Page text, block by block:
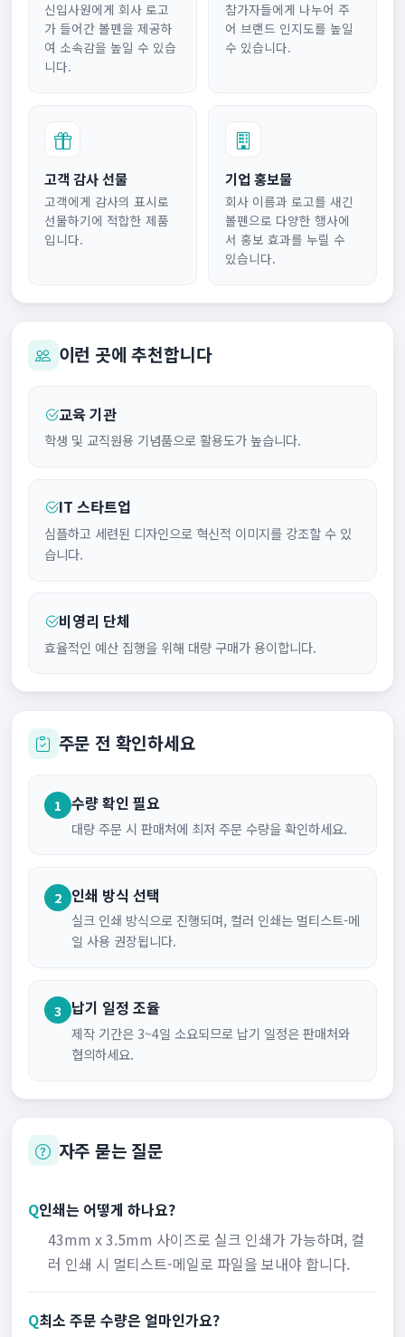
신입사원에게 회사 로고
가 들어간 볼펜을 제공하
여 소속감을 높일 수 있습
니다.
참가자들에게 나누어 주
어 브랜드 인지도를 높일
수 있습니다.
고객 감사 선물
고객에게 감사의 표시로
선물하기에 적합한 제품
입니다.
기업 홍보물
회사 이름과 로고를 새긴
볼펜으로 다양한 행사에
서 홍보 효과를 누릴 수
있습니다.
이런 곳에 추천합니다
교육 기관
학생 및 교직원용 기념품으로 활용도가 높습니다.
IT 스타트업
심플하고 세련된 디자인으로 혁신적 이미지를 강조할 수 있
습니다.
비영리 단체
효율적인 예산 집행을 위해 대량 구매가 용이합니다.
주문 전 확인하세요
1 수량 확인 필요
대량 주문 시 판매처에 최저 주문 수량을 확인하세요.
2 인쇄 방식 선택
실크 인쇄 방식으로 진행되며, 컬러 인쇄는 멀티스트-메
일 사용 권장됩니다.
3 납기 일정 조율
제작 기간은 3~4일 소요되므로 납기 일정은 판매처와
협의하세요.
자주 묻는 질문
Q인쇄는 어떻게 하나요?
43mm x 3.5mm 사이즈로 실크 인쇄가 가능하며, 컬
러 인쇄 시 멀티스트-메일로 파일을 보내야 합니다.
Q최소 주문 수량은 얼마인가요?